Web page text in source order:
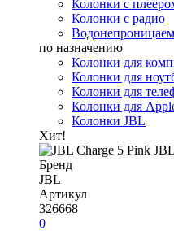
Колонки с
Колонки с радио
по назначению
Колонки для
Колонки для
Колонки для
Колонки для
Колонки JBL
Хит!
Бренд
JBL
Артикул
326668
0